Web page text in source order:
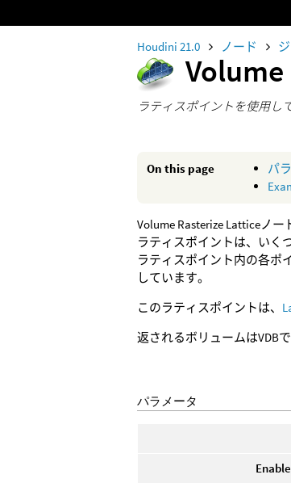
Houdini 21.0 ノード
ラティスポイントを使用し
On this page
パ
Volume Rasterize Latticeノ
ラティスポイントは、いく
ラティスポイント内の各ポ
しています。
このラティスポイントは、
返されるボリュームはVDBで
パラメータ